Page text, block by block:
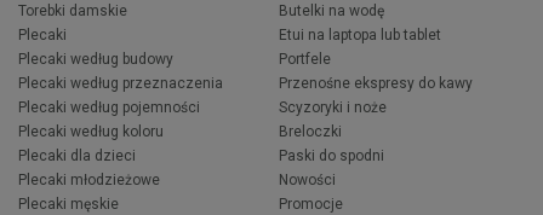
Torebki damskie
Plecaki
Plecaki według budowy
Plecaki według przeznaczenia
Plecaki według pojemności
Plecaki według koloru
Plecaki dla dzieci
Plecaki młodzieżowe
Plecaki męskie
Butelki na wodę
Etui na laptopa lub tablet
Portfele
Przenośne ekspresy do kawy
Scyzoryki i noże
Breloczki
Paski do spodni
Nowości
Promocje